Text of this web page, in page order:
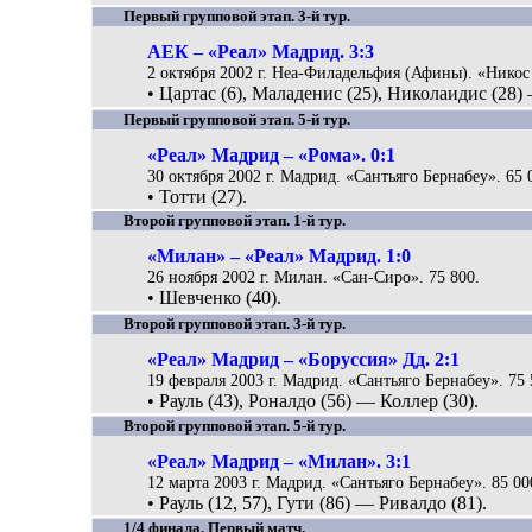
Первый групповой этап. 3-й тур.
АЕК – «Реал» Мадрид. 3:3
2 октября 2002 г. Неа-Филадельфия (Афины).
• Цартас (6), Маладенис (25), Николаидис
Первый групповой этап. 5-й тур.
«Реал» Мадрид – «Рома». 0:1
30 октября 2002 г. Мадрид. «Сантьяго Бернабеу». 65
• Тотти (27).
Второй групповой этап. 1-й тур.
«Милан» – «Реал» Мадрид. 1:0
26 ноября 2002 г. Милан. «Сан-Сиро». 75 800.
• Шевченко (40).
Второй групповой этап. 3-й тур.
«Реал» Мадрид – «Боруссия» Дд. 2:1
19 февраля 2003 г. Мадрид. «Сантьяго Бернабеу». 75
• Рауль (43), Роналдо (56) — Коллер (30).
Второй групповой этап. 5-й тур.
«Реал» Мадрид – «Милан». 3:1
12 марта 2003 г. Мадрид. «Сантьяго Бернабеу». 85
• Рауль (12, 57), Гути (86) — Ривалдо (81).
1/4 финала. Первый матч.